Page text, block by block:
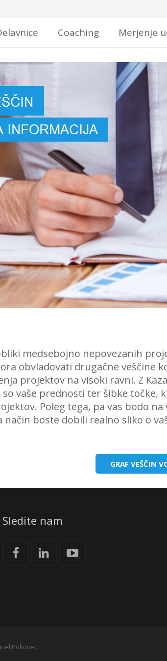
Coaching Merjenje
medsebojno nepovezanih
obvladovati drugačne veščine
projektov na visoki ravni. Z
vaše prednosti ter šibke točke,
Poleg tega, pa vas bodo
način boste dobili realno sliko o
GRAF VEŠČIN
Sledite nam
Pokovec